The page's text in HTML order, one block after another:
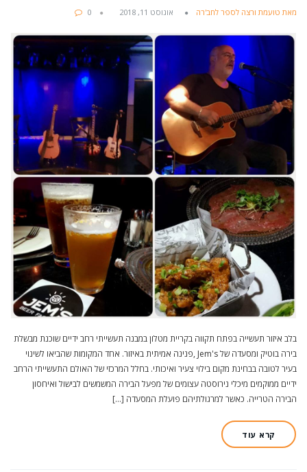
מאת טועמת ורצה לספר לחב'רה אוגוסט 11, 2018 0
בלב איזור תעשייה בפתח תקווה בקריית מטלון במבנה תעשייתי רחב ידיים שוכנת מבשלת
בירה בוטיק ומסעדה של Jem's ,פנינה אמיתית באיזור. אחד המקומות שהביאו לשינוי
בעיר לטובה בבחינת מקום בילוי צעיר ואיכותי. בחלל המרכזי של האולם התעשייתי הרחב
ידיים ממוקמים מיכלי נירוסטה עצומים של מפעל הבירה המשמשים לבישול ואיחסון
הבירה הטרייה. כאשר למרגולתיהם פועלת המסעדה […]
קרא עוד